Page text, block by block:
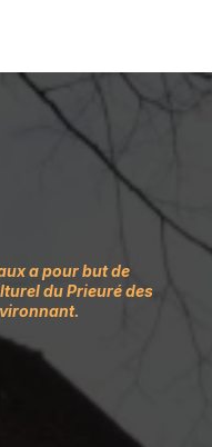
a pour but de
du Prieuré des